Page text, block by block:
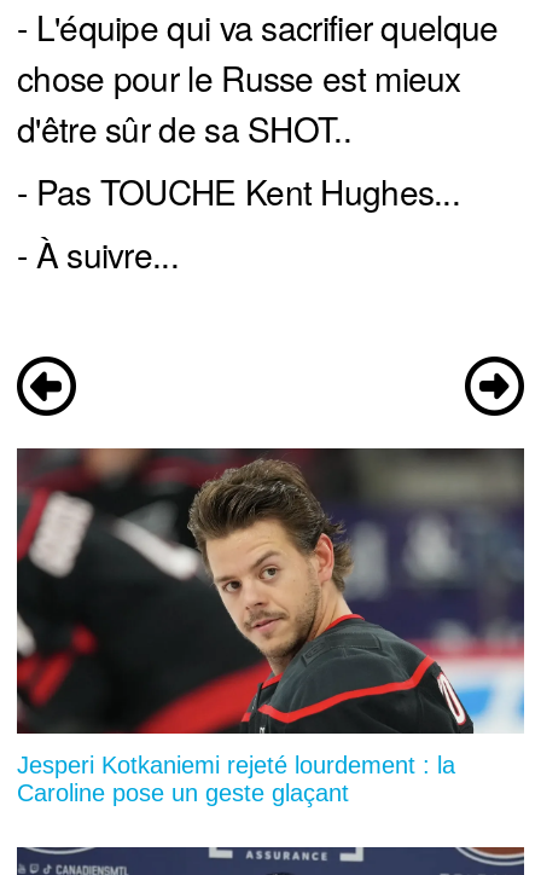
- L'équipe qui va sacrifier quelque
chose pour le Russe est mieux
d'être sûr de sa SHOT..
- Pas TOUCHE Kent Hughes...
- À suivre...
Jesperi Kotkaniemi rejeté lourdement : la
Caroline pose un geste glaçant